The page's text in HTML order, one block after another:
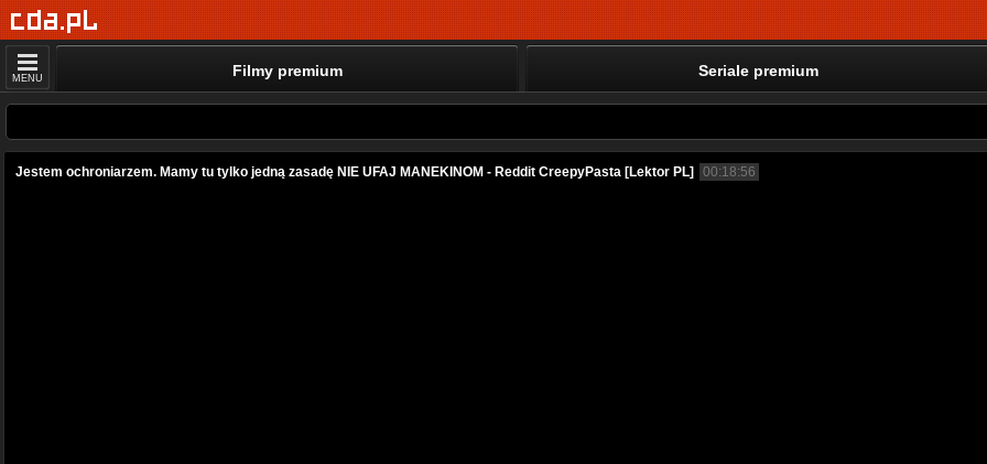
MENU Filmy premium Seriale premium
Jestem ochroniarzem. Mamy tu tylko jedną zasadę NIE UFAJ MANEKINOM - Reddit CreepyPasta [Lektor PL] 00:18:56